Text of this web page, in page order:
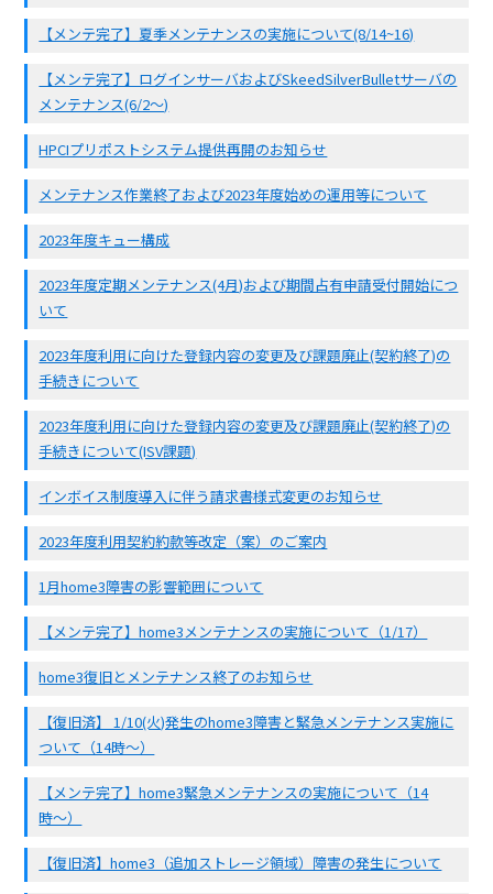
【メンテ完了】夏季メンテナンスの実施について(8/14~16)
【メンテ完了】ログインサーバおよびSkeedSilverBulletサーバの
メンテナンス(6/2〜)
HPCIプリポストシステム提供再開のお知らせ
メンテナンス作業終了および2023年度始めの運用等について
2023年度キュー構成
2023年度定期メンテナンス(4月)および期間占有申請受付開始につ
いて
2023年度利用に向けた登録内容の変更及び課題廃止(契約終了)の
手続きについて
2023年度利用に向けた登録内容の変更及び課題廃止(契約終了)の
手続きについて(ISV課題)
インボイス制度導入に伴う請求書様式変更のお知らせ
2023年度利用契約約款等改定（案）のご案内
1月home3障害の影響範囲について
【メンテ完了】home3メンテナンスの実施について（1/17）
home3復旧とメンテナンス終了のお知らせ
【復旧済】 1/10(火)発生のhome3障害と緊急メンテナンス実施に
ついて（14時〜）
【メンテ完了】home3緊急メンテナンスの実施について（14
時〜）
【復旧済】home3（追加ストレージ領域）障害の発生について